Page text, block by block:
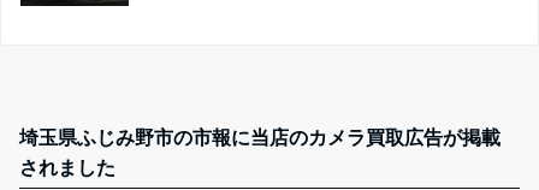
埼玉県ふじみ野市の市報に当店のカメラ買取広告が掲載
されました